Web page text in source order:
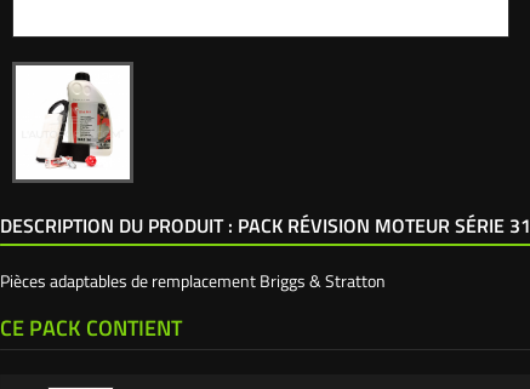
DESCRIPTION DU PRODUIT : PACK RÉVISION MOTEUR SÉRIE
Pièces adaptables de remplacement Briggs & Stratton
CE PACK CONTIENT